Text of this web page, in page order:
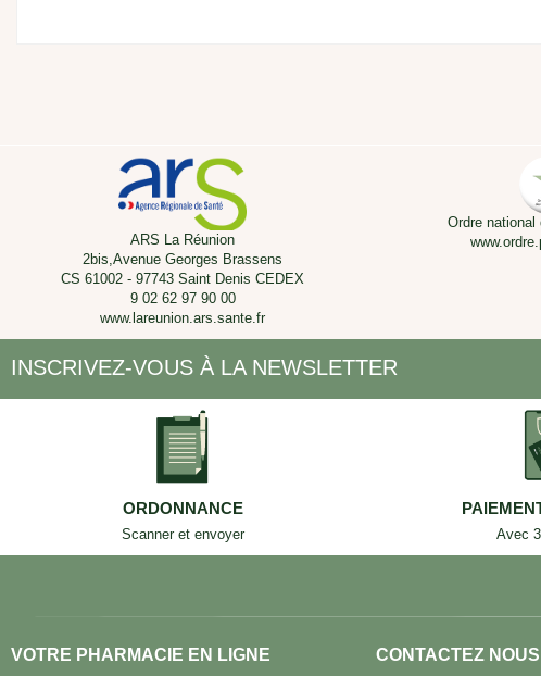
ARS La Réunion
2bis,Avenue Georges Brassens
CS 61002 - 97743 Saint Denis CEDEX
9 02 62 97 90 00
www.lareunion.ars.sante.fr
Ordre national
INSCRIVEZ-VOUS À LA NEWSLETTER
ORDONNANCE
Scanner et envoyer Avec
VOTRE PHARMACIE EN LIGNE CONTACTEZ NOUS